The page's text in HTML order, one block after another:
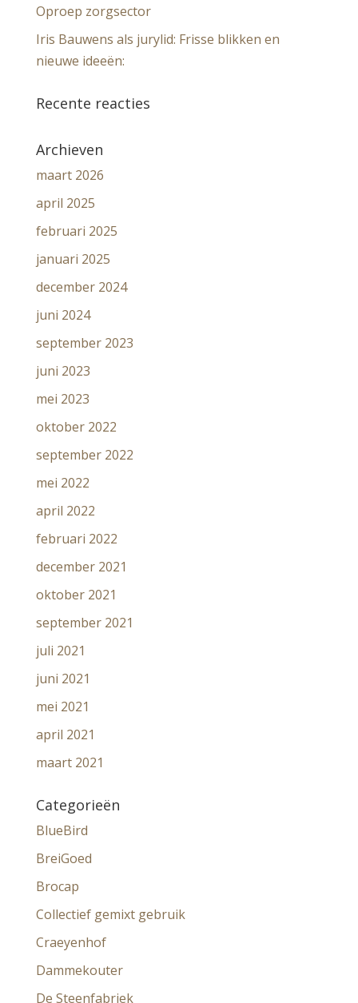
Oproep zorgsector
Iris Bauwens als jurylid: Frisse blikken en
nieuwe ideeën:
Recente reacties
Archieven
maart 2026
april 2025
februari 2025
januari 2025
december 2024
juni 2024
september 2023
juni 2023
mei 2023
oktober 2022
september 2022
mei 2022
april 2022
februari 2022
december 2021
oktober 2021
september 2021
juli 2021
juni 2021
mei 2021
april 2021
maart 2021
Categorieën
BlueBird
BreiGoed
Brocap
Collectief gemixt gebruik
Craeyenhof
Dammekouter
De Steenfabriek